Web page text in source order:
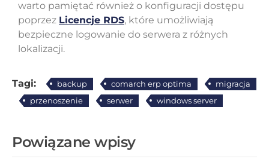
warto pamiętać również o konfiguracji dostępu
poprzez Licencje RDS, które umożliwiają
bezpieczne logowanie do serwera z różnych
lokalizacji.
Tagi: backup comarch erp optima
migracja
przenoszenie
serwer windows server
Powiązane wpisy